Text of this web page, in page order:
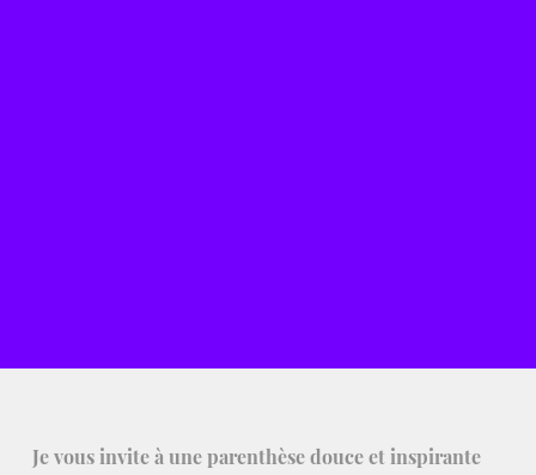
Je vous invite à une parenthèse douce et inspirante